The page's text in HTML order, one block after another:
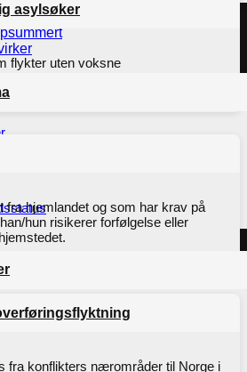
asylsøker
flykter uten voksne
asyl i et annet land.
fra hjemlandet og som har krav på
hun risikerer forfølgelse eller
fra konflikters nærområder til Norge i